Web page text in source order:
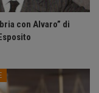
con Alvaro” di